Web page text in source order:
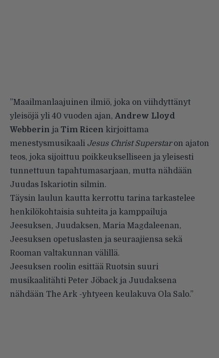
”Maailmanlaajuinen ilmiö, joka on viihdyttänyt
yleisöjä yli 40 vuoden ajan, Andrew Lloyd
Webberin ja Tim Ricen kirjoittama
menestysmusikaali Jesus Christ Superstaron ajaton
teos, joka sijoittuu poikkeukselliseen ja yleisesti
tunnettuun tapahtumasarjaan, mutta nähdään
Juudas Iskariotin silmin.
Täysin laulun kautta kerrottu tarina tarkastelee
henkilökohtaisia ​​suhteita ja kamppailuja
Jeesuksen, Juudaksen, Maria Magdaleenan,
Jeesuksen opetuslasten ja seuraajiensa sekä
Rooman valtakunnan välillä.
Jeesuksen roolin esittää Ruotsin suuri
musikaalitähti Peter Jöback ja Juudaksena
nähdään The Ark -yhtyeen keulakuva Ola Salo.”